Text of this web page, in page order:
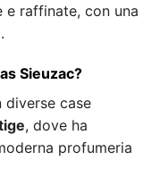
e raffinate, con una
Sieuzac?
diverse case
, dove ha
profumeria